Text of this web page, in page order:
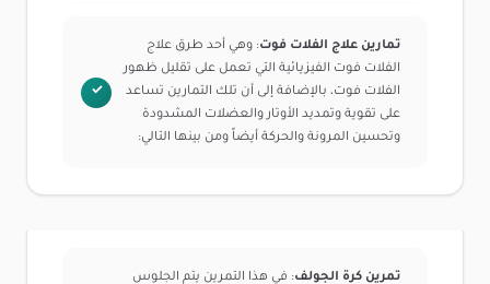
تمارين علاج الفلات فوت: وهي أحد طرق علاج
الفلات فوت الفيزيائية التي تعمل على تقليل ظهور
الفلات فوت، بالإضافة إلى أن تلك التمارين تساعد
على تقوية وتمديد الأوتار والعضلات المشدودة
وتحسين المرونة والحركة أيضاً ومن بينها التالي:
تمرين كرة الجولف: في هذا التمرين يتم الجلوس